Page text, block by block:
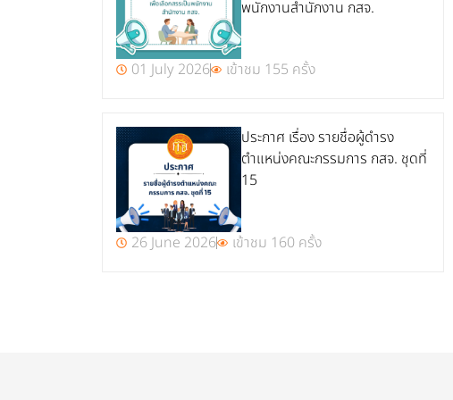
พนักงานสำนักงาน กสจ.
01 July 2026 เข้าชม 155 ครั้ง
ประกาศ เรื่อง รายชื่อผู้ดำรง
ตำแหน่งคณะกรรมการ กสจ. ชุดที่
15
26 June 2026 เข้าชม 160 ครั้ง